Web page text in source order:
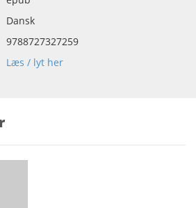
Dansk
9788727327259
Læs / lyt her